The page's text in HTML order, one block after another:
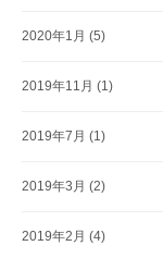
2020年1月 (5)
2019年11月 (1)
2019年7月 (1)
2019年3月 (2)
2019年2月 (4)